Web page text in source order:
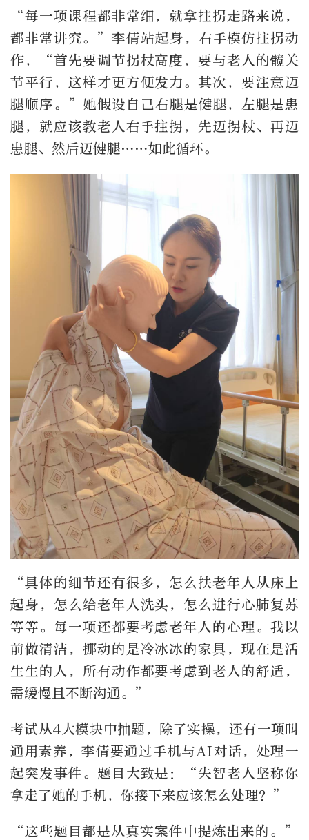
“每一项课程都非常细，就拿拄拐走路来说，
都非常讲究。”李倩站起身，右手模仿拄拐动
作，“首先要调节拐杖高度，要与老人的髋关
节平行，这样才更方便发力。其次，要注意迈
腿顺序。”她假设自己右腿是健腿，左腿是患
腿，就应该教老人右手拄拐，先迈拐杖、再迈
患腿、然后迈健腿……如此循环。
“具体的细节还有很多，怎么扶老年人从床上
起身，怎么给老年人洗头，怎么进行心肺复苏
等等。每一项还都要考虑老年人的心理。我以
前做清洁，挪动的是冷冰冰的家具，现在是活
生生的人，所有动作都要考虑到老人的舒适，
需缓慢且不断沟通。”
考试从4大模块中抽题，除了实操，还有一项叫
通用素养，李倩要通过手机与AI对话，处理一
起突发事件。题目大致是：“失智老人坚称你
拿走了她的手机，你接下来应该怎么处理？”
“这些题目都是从真实案件中提炼出来的。”